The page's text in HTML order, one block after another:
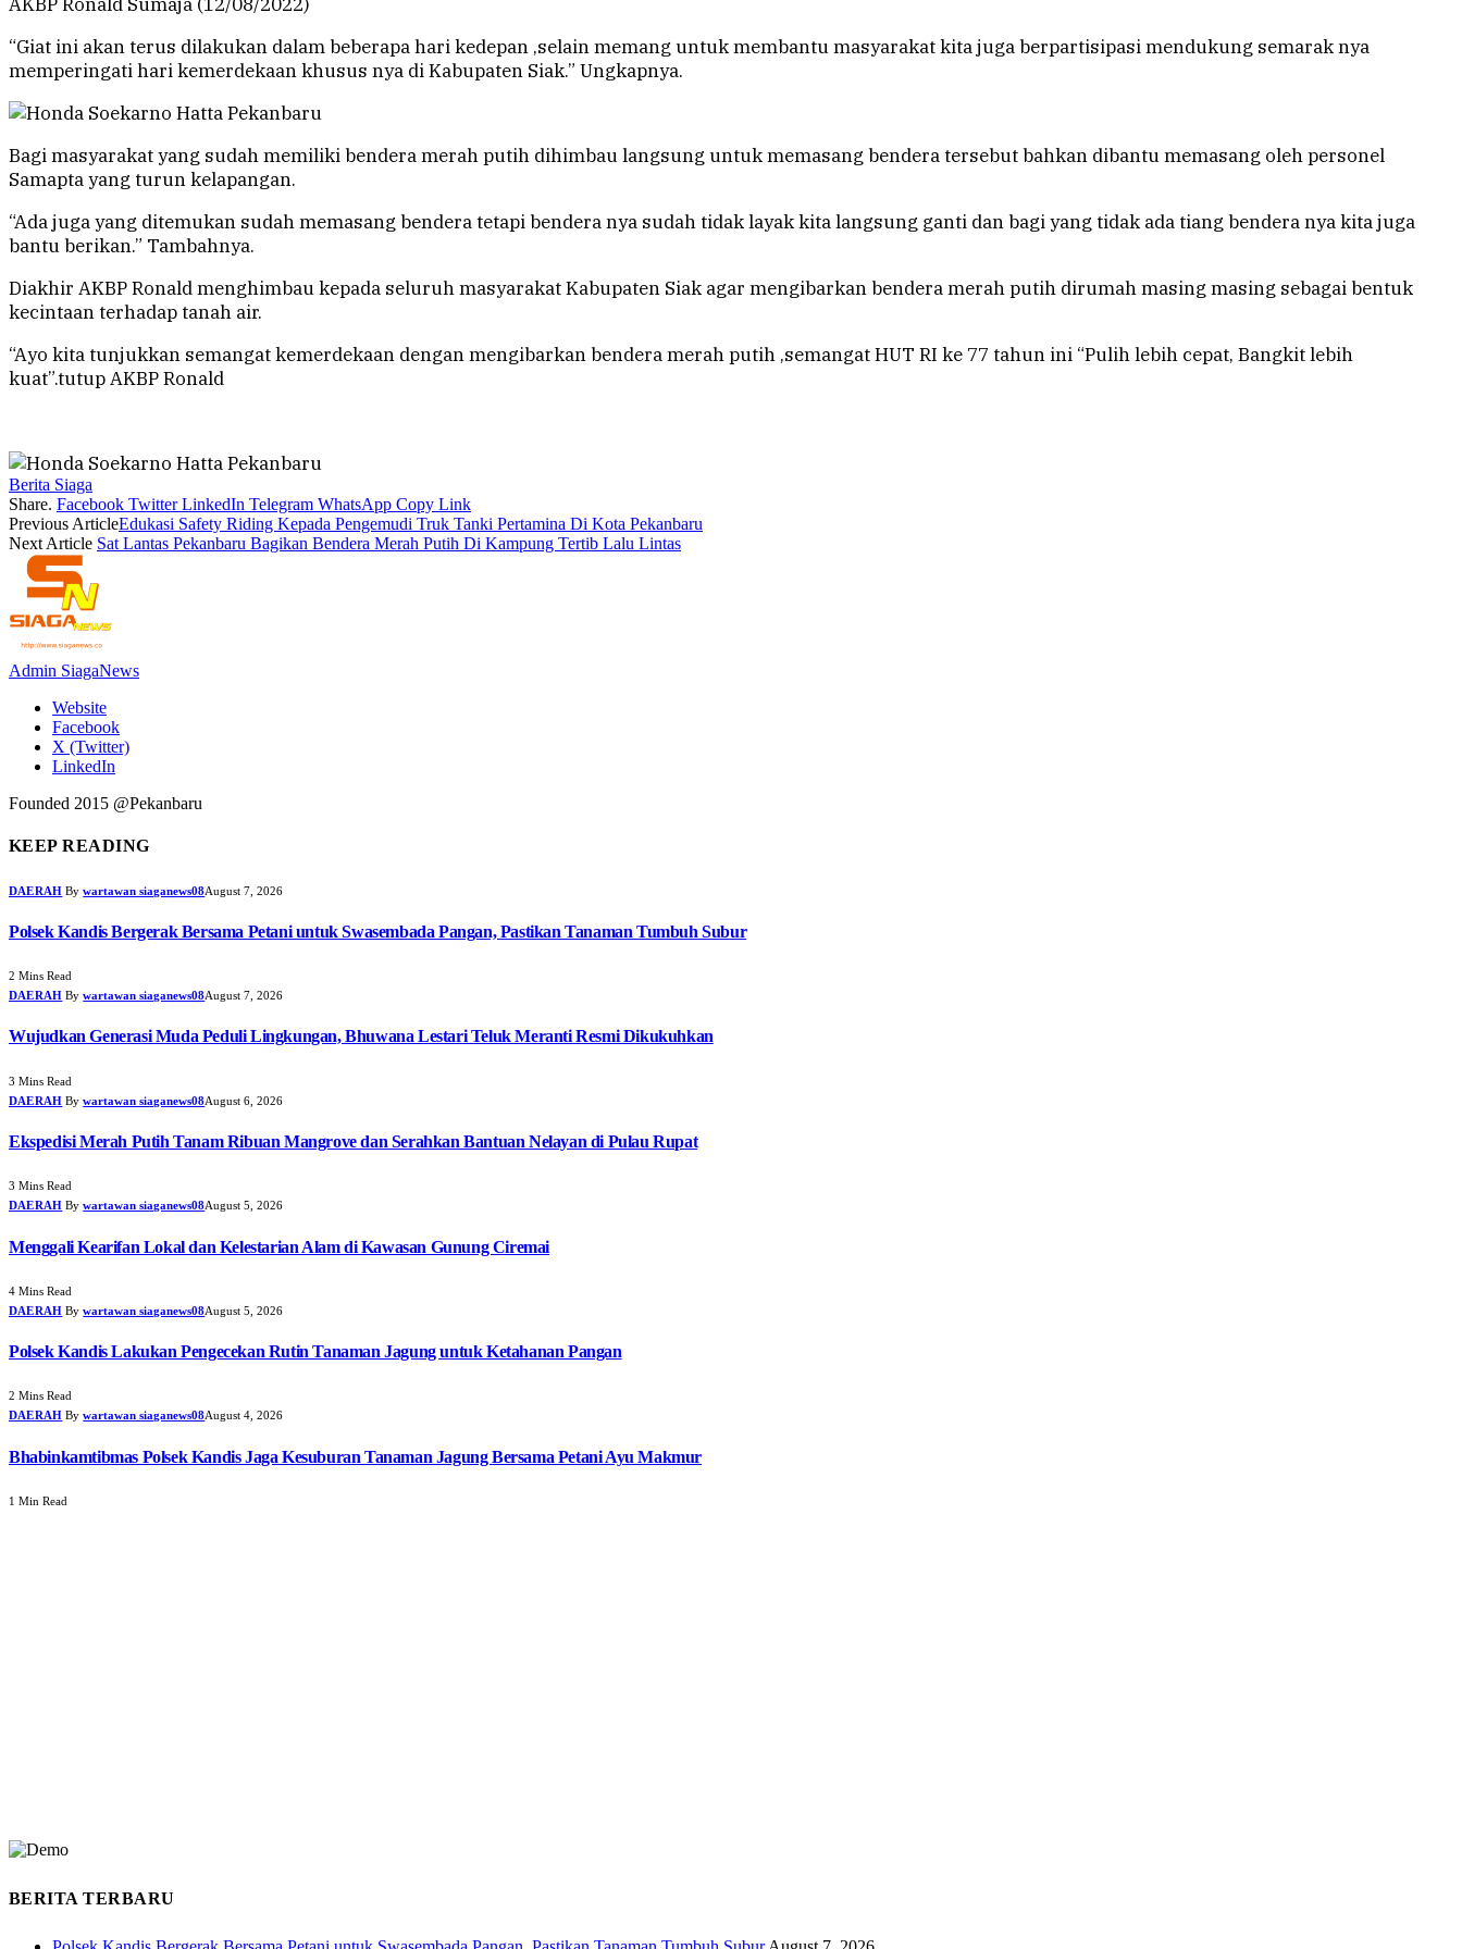
“Giat ini akan terus dilakukan dalam beberapa hari kedepan ,selain memang untuk membantu masyarakat kita juga berpartisipasi mendukung semarak nya
memperingati hari kemerdekaan khusus nya di Kabupaten Siak.” Ungkapnya.
Bagi masyarakat yang sudah memiliki bendera merah putih dihimbau langsung untuk memasang bendera tersebut bahkan dibantu memasang oleh personel
Samapta yang turun kelapangan.
“Ada juga yang ditemukan sudah memasang bendera tetapi bendera nya sudah tidak layak kita langsung ganti dan bagi yang tidak ada tiang bendera nya kita juga
bantu berikan.” Tambahnya.
Diakhir AKBP Ronald menghimbau kepada seluruh masyarakat Kabupaten Siak agar mengibarkan bendera merah putih dirumah masing masing sebagai bentuk
kecintaan terhadap tanah air.
“Ayo kita tunjukkan semangat kemerdekaan dengan mengibarkan bendera merah putih ,semangat HUT RI ke 77 tahun ini “Pulih lebih cepat, Bangkit lebih
kuat”.tutup AKBP Ronald
Berita Siaga
Share. Facebook Twitter LinkedIn Telegram WhatsApp Copy Link
Previous ArticleEdukasi Safety Riding Kepada Pengemudi Truk Tanki Pertamina Di Kota Pekanbaru
Next Article Sat Lantas Pekanbaru Bagikan Bendera Merah Putih Di Kampung Tertib Lalu Lintas
Admin SiagaNews
Website
Facebook
X (Twitter)
LinkedIn
Founded 2015 @Pekanbaru
KEEP READING
DAERAH By wartawan siaganews08August 7, 2026
Polsek Kandis Bergerak Bersama Petani untuk Swasembada Pangan, Pastikan Tanaman Tumbuh Subur
2 Mins Read
DAERAH By wartawan siaganews08August 7, 2026
Wujudkan Generasi Muda Peduli Lingkungan, Bhuwana Lestari Teluk Meranti Resmi Dikukuhkan
3 Mins Read
DAERAH By wartawan siaganews08August 6, 2026
Ekspedisi Merah Putih Tanam Ribuan Mangrove dan Serahkan Bantuan Nelayan di Pulau Rupat
3 Mins Read
DAERAH By wartawan siaganews08August 5, 2026
Menggali Kearifan Lokal dan Kelestarian Alam di Kawasan Gunung Ciremai
4 Mins Read
DAERAH By wartawan siaganews08August 5, 2026
Polsek Kandis Lakukan Pengecekan Rutin Tanaman Jagung untuk Ketahanan Pangan
2 Mins Read
DAERAH By wartawan siaganews08August 4, 2026
Bhabinkamtibmas Polsek Kandis Jaga Kesuburan Tanaman Jagung Bersama Petani Ayu Makmur
1 Min Read
BERITA TERBARU